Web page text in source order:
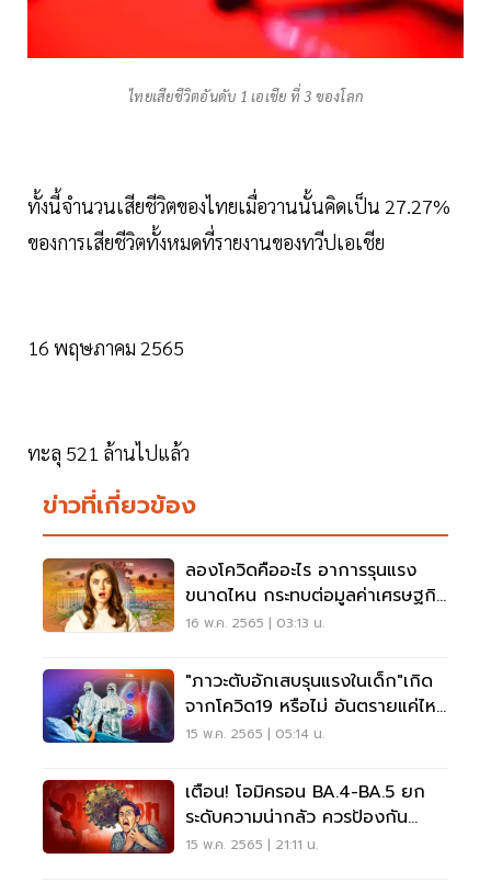
ไทยเสียชีวิตอันดับ 1 เอเชีย ที่ 3 ของโลก
ทั้งนี้จำนวนเสียชีวิตของไทยเมื่อวานนั้นคิดเป็น 27.27%
ของการเสียชีวิตทั้งหมดที่รายงานของทวีปเอเชีย
16 พฤษภาคม 2565
ทะลุ 521 ล้านไปแล้ว
ข่าวที่เกี่ยวข้อง
ลองโควิดคืออะไร อาการรุนแรง
ขนาดไหน กระทบต่อมูลค่าเศรษฐกิจ
อย่างไร อ่านเลย
16 พ.ค. 2565 | 03:13 น.
"ภาวะตับอักเสบรุนแรงในเด็ก"เกิด
จากโควิด19 หรือไม่ อันตรายแค่ไหน
อ่านเลย
15 พ.ค. 2565 | 05:14 น.
เตือน! โอมิครอน BA.4-BA.5 ยก
ระดับความน่ากลัว ควรป้องกัน
อย่างไร อ่านเลย
15 พ.ค. 2565 | 21:11 น.